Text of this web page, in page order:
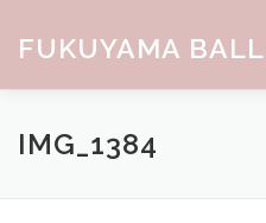
FUKUYAMA
HOME ABOUT
IMG_1384